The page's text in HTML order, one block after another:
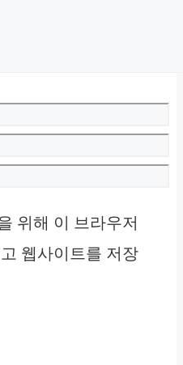
위해 이 브라우저
웹사이트를 저장